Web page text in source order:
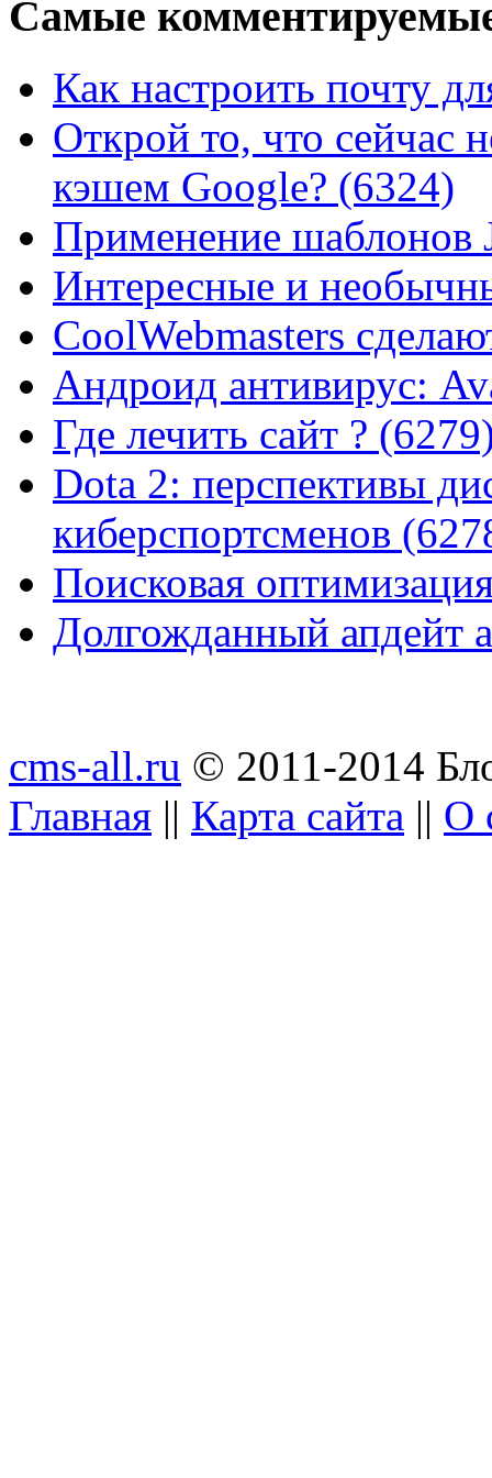
Самые
Как настроить почту
Открой то, что сейчас
кэшем Google? (6324)
Применение шаблонов
Интересные и
CoolWebmasters
Андроид антивирус:
Где лечить сайт ?
Dota 2: перспективы
киберспортсменов
Поисковая
Долгожданный апдейт
cms-all.ru © 2011-2014
Главная || Карта сайта || О